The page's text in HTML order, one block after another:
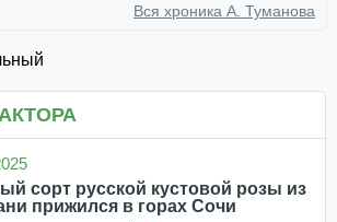
Вся хроника А. Туманова
сорт русской кустовой розы из
прижился в горах Сочи